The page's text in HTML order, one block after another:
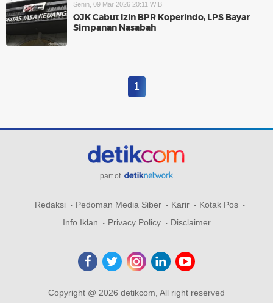
Senin, 09 Mar 2026 20:11 WIB
OJK Cabut Izin BPR Koperindo, LPS Bayar
Simpanan Nasabah
1
part of
Redaksi Pedoman Media Siber Karir
Kotak Pos
Info Iklan
Privacy Policy Disclaimer
Copyright @ 2026 detikcom, All right reserved